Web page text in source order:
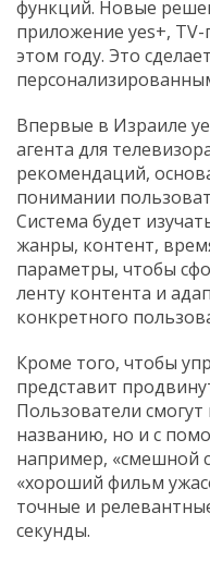
функций. Новые
приложение yes+,
этом году. Это
Впервые в Израиле
агента для
рекомендаций,
понимании
Система будет
жанры, контент,
параметры, чтобы
ленту контента и
конкретного
Кроме того, чтобы
представит
Пользователи
названию, но и с
например, «смешной
«хороший фильм
точные и
секунды.